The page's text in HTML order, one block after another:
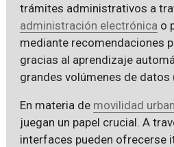
trámites administrativos a
administración electrónica o
mediante recomendaciones
gracias al aprendizaje
grandes volúmenes de datos
En materia de movilidad
juegan un papel crucial. A
interfaces pueden ofrecerse